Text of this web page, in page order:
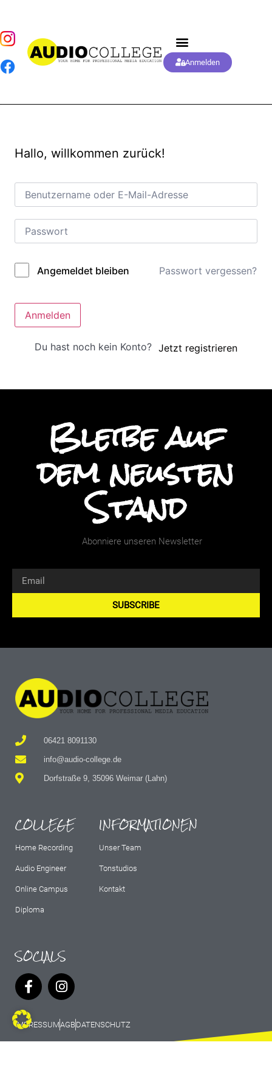
Anmelden
Hallo, willkommen zurück!
Alternative:
Angemeldet bleiben Passwort vergessen?
Anmelden
Du hast noch kein Konto? Jetzt registrieren
Bleibe auf
dem neusten
Stand
Abonniere unseren Newsletter
SUBSCRIBE
06421 8091130
info@audio-college.de
Dorfstraße 9, 35096 Weimar (Lahn)
COLLEGE
Home Recording
Audio Engineer
Online Campus
Diploma
INFORMATIONEN
Unser Team
Tonstudios
Kontakt
SOCIALS
IMPRESSUMAGBDATENSCHUTZ